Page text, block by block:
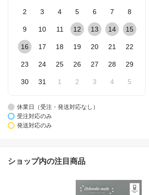
2 3 4 5 6 7 8
9 10 11 12 13 14 15
16 17 18 19 20 21 22
23 24 25 26 27 28 29
30 31 1 2 3 4 5
休業日（受注・発送対応なし）
受注対応のみ
発送対応のみ
ショップ内の注目商品